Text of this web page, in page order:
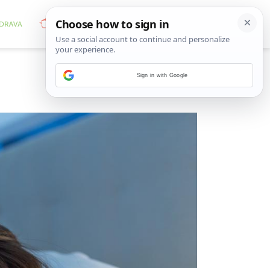
Sign in with Google